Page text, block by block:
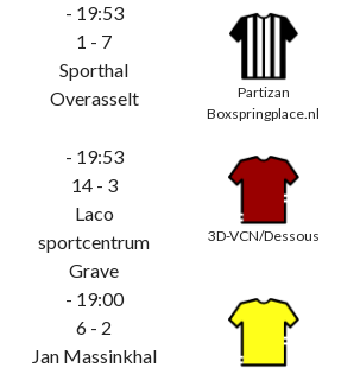
- 19:53
1 - 7
Sporthal
Overasselt
Partizan
Boxspringplace.nl
- 19:53
14 - 3
Laco
sportcentrum
Grave
3D-VCN/Dessous
- 19:00
6 - 2
Jan Massinkhal